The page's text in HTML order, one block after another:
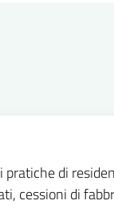
pratiche di
cessioni di